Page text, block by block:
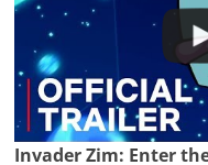
Invader Zim: Enter